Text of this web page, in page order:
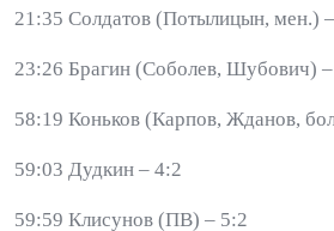
21:35 Солдатов (Потылицын, мен.)
23:26 Брагин (Соболев, Шубович)
58:19 Коньков (Карпов, Жданов,
59:03 Дудкин – 4:2
59:59 Клисунов (ПВ) – 5:2